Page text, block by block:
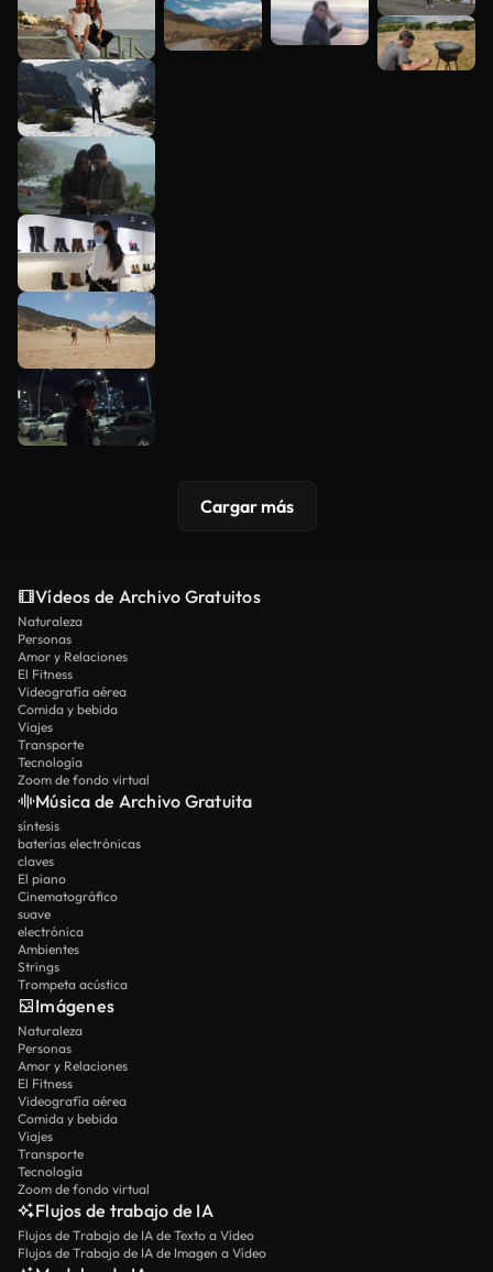
Cargar más
Vídeos de Archivo Gratuitos
Naturaleza
Personas
Amor y Relaciones
El Fitness
Videografía aérea
Comida y bebida
Viajes
Transporte
Tecnología
Zoom de fondo virtual
Música de Archivo Gratuita
síntesis
baterías electrónicas
claves
El piano
Cinematográfico
suave
electrónica
Ambientes
Strings
Trompeta acústica
Imágenes
Naturaleza
Personas
Amor y Relaciones
El Fitness
Videografía aérea
Comida y bebida
Viajes
Transporte
Tecnología
Zoom de fondo virtual
Flujos de trabajo de IA
Flujos de Trabajo de IA de Texto a Vídeo
Flujos de Trabajo de IA de Imagen a Vídeo